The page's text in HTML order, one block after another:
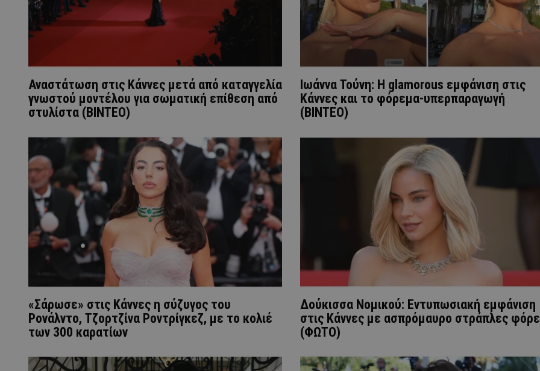
Αναστάτωση στις Κάννες μετά από καταγγελία
γνωστού μοντέλου για σωματική επίθεση από
στυλίστα (ΒΙΝΤΕΟ)
Ιωάννα Τούνη: Η glamorous εμφάνιση στις
Κάννες και το φόρεμα-υπερπαραγωγή
(ΒΙΝΤΕΟ)
«Σάρωσε» στις Κάννες η σύζυγος του
Ρονάλντο, Τζορτζίνα Ροντρίγκεζ, με το κολιέ
των 300 καρατίων
Δούκισσα Νομικού: Εντυπωσιακή εμφάνιση
στις Κάννες με ασπρόμαυρο στράπλες
(ΦΩΤΟ)